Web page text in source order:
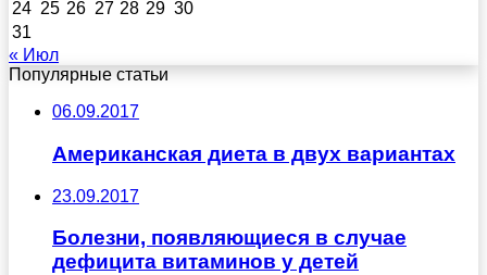
24 25 26 27 28 29 30
31
« Июл
Популярные статьи
06.09.2017
Американская диета в двух вариантах
23.09.2017
Болезни, появляющиеся в случае
дефицита витаминов у детей